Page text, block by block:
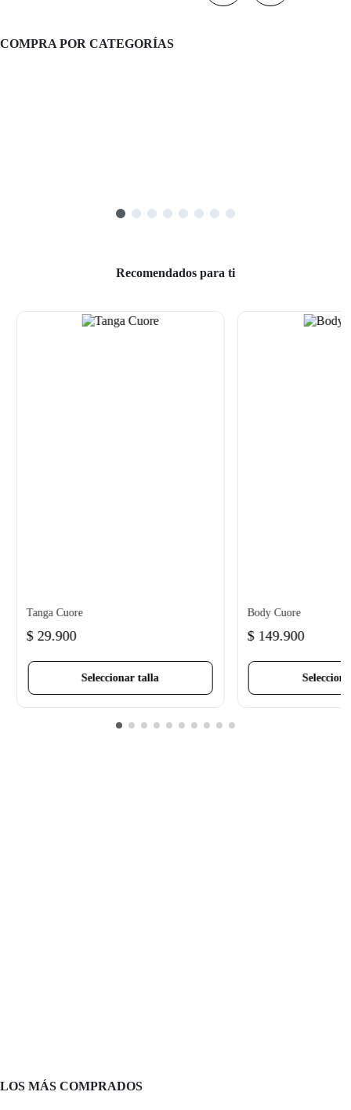
COMPRA POR CATEGORÍAS
Recomendados para ti
Tanga Cuore
$ 29.900
Seleccionar talla
Body Cuore
$ 149.900
LOS MÁS COMPRADOS